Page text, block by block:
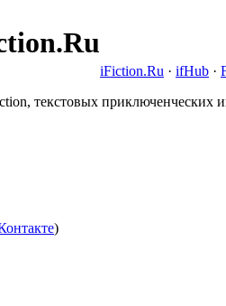
iFiction.Ru · ifHub ·
текстовых приключенческих
)